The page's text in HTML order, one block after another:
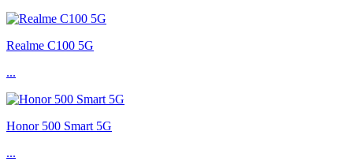
Realme C100 5G
...
Honor 500 Smart 5G
...